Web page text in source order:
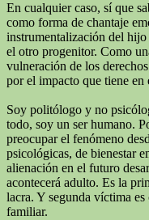
En cualquier caso, sí que
como forma de chantaje
instrumentalización del
el otro progenitor. Como
vulneración de los
por el impacto que tiene en
Soy politólogo y no
todo, soy un ser humano.
preocupar el fenómeno
psicológicas, de bienestar
alienación en el futuro
acontecerá adulto. Es la
lacra. Y segunda víctima
familiar.